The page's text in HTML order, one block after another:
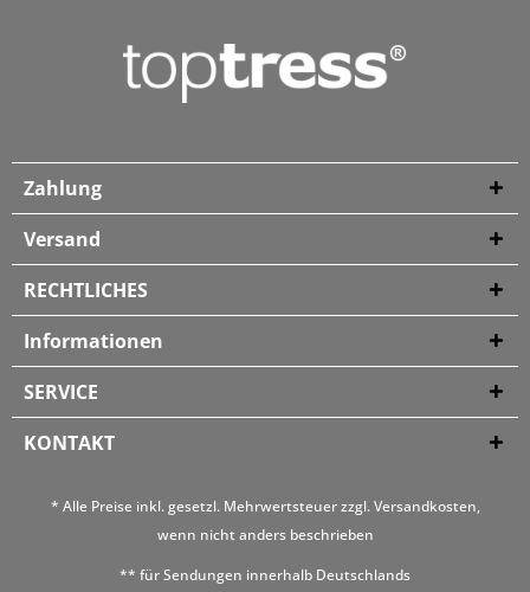
Zahlung
Versand
RECHTLICHES
Informationen
SERVICE
KONTAKT
* Alle Preise inkl. gesetzl. Mehrwertsteuer zzgl.Versandkosten,
wenn nicht anders beschrieben
** für Sendungen innerhalb Deutschlands